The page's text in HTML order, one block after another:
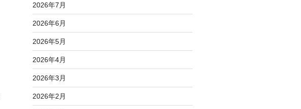
2026年7月
2026年6月
2026年5月
2026年4月
2026年3月
2026年2月